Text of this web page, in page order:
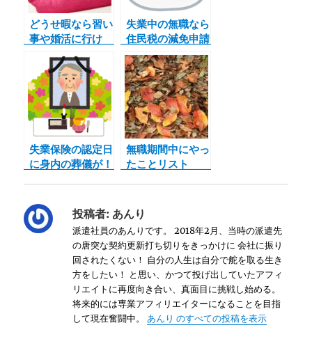
どうせ暇なら習い
事や婚活に行け
ば？…いいえ、ネ
ットビジネスやり
ます。
失業中の無職なら
住民税の減免申請
を忘れずに！
失業保険の認定日
に身内の葬儀が！
無職期間中にやっ
たことリスト
投稿者: あんり
派遣社員のあんりです。 2018年2月、当時の派遣先
の唐突な契約更新打ち切りをきっかけに 会社に振り
回されたくない！ 自分の人生は自分で舵を取る生き
方をしたい！ と思い、かつて投げ出していたアフィ
リエイトに再度向き合い、真面目に挑戦し始める。
将来的には専業アフィリエイターになることを目指
して現在奮闘中。あんり のすべての投稿を表示